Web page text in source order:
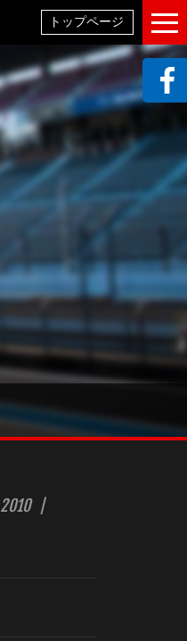
トップページ
2010